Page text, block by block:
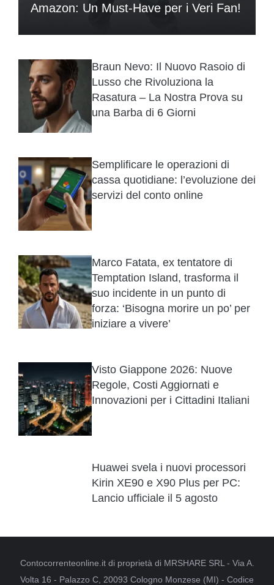
Amazon: Un Must-Have per i Veri Fan!
Braun Nevo: Il Nuovo Rasoio di
Lusso che Rivoluziona la
Rasatura – La Nostra Prova su
una Barba di 6 Giorni
Semplificare le operazioni di
cassa quotidiane: l’evoluzione dei
servizi del conto online
Marco Fatata, ex tentatore di
Temptation Island, trasforma il
suo incidente in un punto di
forza: ‘Bisogna morire un po’ per
iniziare a vivere’
Visto Giappone 2026: Nuove
Regole, Costi Aggiornati e
Innovazioni per i Cittadini Italiani
Huawei svela i nuovi processori
Kirin XE90 e X90 Plus per PC:
Lancio ufficiale il 5 agosto
Contocorrenteonline.it di proprietà di MRSHARE SRL - Via A.
Volta 16 - Palazzo C, 20093 Cologno Monzese (MI) - Codice